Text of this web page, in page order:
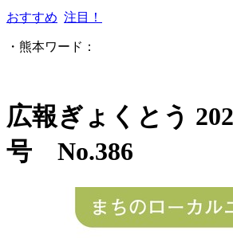
おすすめ 注目！
・熊本ワード：
広報ぎょくとう
号 No.386